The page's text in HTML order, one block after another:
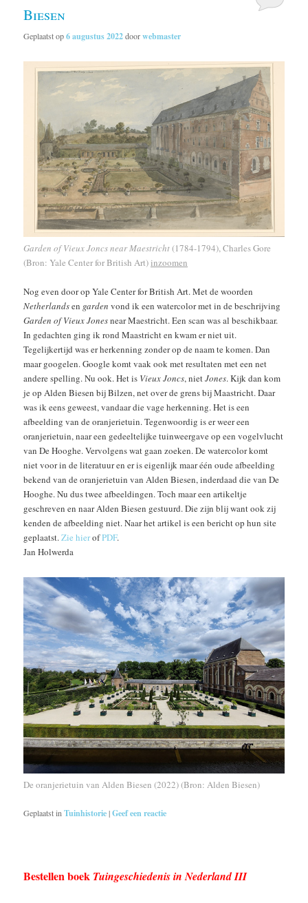
Biesen
Geplaatst op6 augustus 2022doorwebmaster
Garden of Vieux Joncs near Maestricht(1784-1794), Charles Gore
(Bron: Yale Center for British Art)inzoomen
Nog even door op Yale Center for British Art. Met de woorden
Netherlandsen garden vond ik een watercolor met in de beschrijving
Garden of Vieux Jonesnear Maestricht. Een scan was al beschikbaar.
In gedachten ging ik rond Maastricht en kwam er niet uit.
Tegelijkertijd was er herkenning zonder op de naam te komen. Dan
maar googelen. Google komt vaak ook met resultaten met een net
andere spelling. Nu ook. Het is Vieux Joncs, nietJones. Kijk dan kom
je op Alden Biesen bij Bilzen, net over de grens bij Maastricht. Daar
was ik eens geweest, vandaar die vage herkenning. Het is een
afbeelding van de oranjerietuin. Tegenwoordig is er weer een
oranjerietuin, naar een gedeeltelijke tuinweergave op een vogelvlucht
van De Hooghe. Vervolgens wat gaan zoeken. De watercolor komt
niet voor in de literatuur en er is eigenlijk maar één oude afbeelding
bekend van de oranjerietuin van Alden Biesen, inderdaad die van De
Hooghe. Nu dus twee afbeeldingen. Toch maar een artikeltje
geschreven en naar Alden Biesen gestuurd. Die zijn blij want ook zij
kenden de afbeelding niet. Naar het artikel is een bericht op hun site
geplaatst.Zie hierofPDF.
Jan Holwerda
De oranjerietuin van Alden Biesen (2022) (Bron: Alden Biesen)
Geplaatst inTuinhistorie|Geef een reactie
Bestellen boek Tuingeschiedenis in Nederland III